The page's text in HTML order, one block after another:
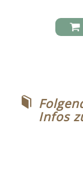
Infos